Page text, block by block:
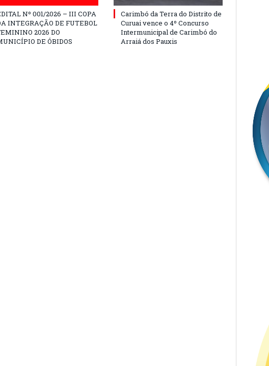
Nº 001/2026 – III COPA
INTEGRAÇÃO DE FUTEBOL
2026 DO
DE ÓBIDOS
Carimbó da Terra do Distrito de
Curuai vence o 4º Concurso
Intermunicipal de Carimbó do
Arraiá dos Pauxis